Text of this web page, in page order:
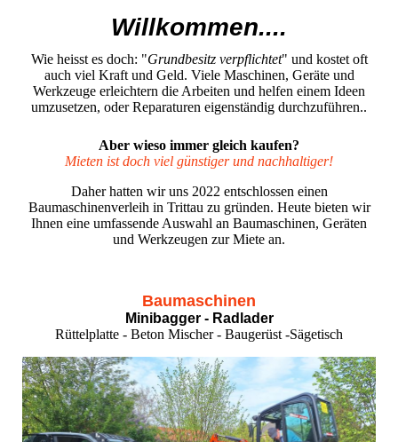
Willkommen....
Wie heisst es doch: "Grundbesitz verpflichtet" und kostet oft
auch viel Kraft und Geld. Viele Maschinen, Geräte und
Werkzeuge erleichtern die Arbeiten und helfen einem Ideen
umzusetzen, oder Reparaturen eigenständig durchzuführen..
Aber wieso immer gleich kaufen?
Mieten ist doch viel günstiger und nachhaltiger!
Daher hatten wir uns 2022 entschlossen einen
Baumaschinenverleih in Trittau zu gründen. Heute bieten wir
Ihnen eine umfassende Auswahl an Baumaschinen, Geräten
und Werkzeugen zur Miete an.
Baumaschinen
Minibagger - Radlader
Rüttelplatte - Beton Mischer - Baugerüst -Sägetisch